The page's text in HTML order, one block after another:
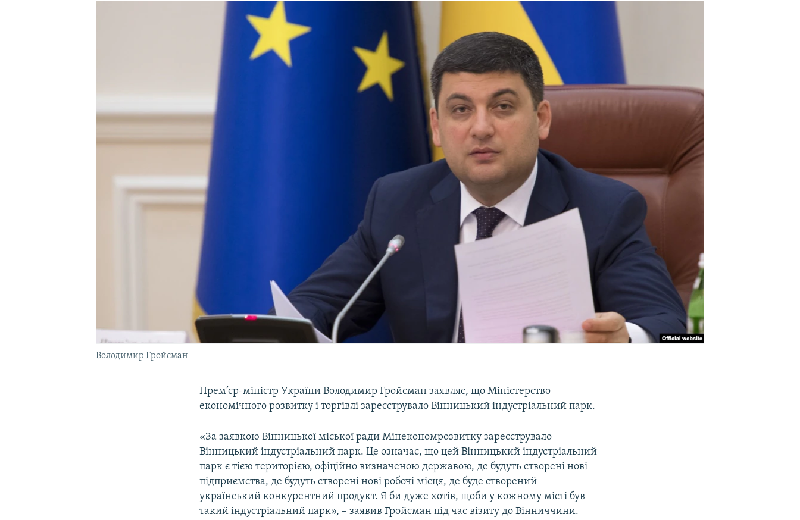
Володимир Гройсман
Прем’єр-міністр України Володимир Гройсман заявляє, що Міністерство
економічного розвитку і торгівлі зареєструвало Вінницький індустріальний парк.
«За заявкою Вінницької міської ради Мінекономрозвитку зареєструвало
Вінницький індустріальний парк. Це означає, що цей Вінницький індустріальний
парк є тією територією, офіційно визначеною державою, де будуть створені нові
підприємства, де будуть створені нові робочі місця, де буде створений
український конкурентний продукт. Я би дуже хотів, щоби у кожному місті був
такий індустріальний парк», – заявив Гройсман під час візиту до Вінниччини.